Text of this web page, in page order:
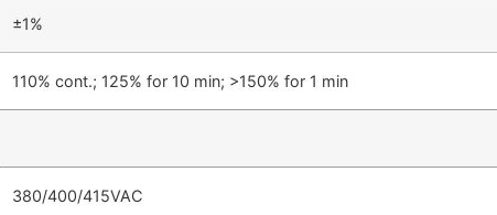
±1%
110% cont.; 125% for 10 min; >150% for 1 min
380/400/415VAC